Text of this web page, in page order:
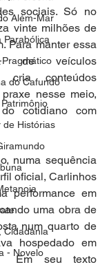
Além-Mar
Parabólica
do Cafundó
de Histórias
Cidadania
- Novelo
sociais. Só no
vinte milhões de
Para manter essa
de veículos
cria conteúdos
nesse meio,
cotidiano com
numa sequência
oficial, Carlinhos
performance em
uma obra de
num quarto de
hospedado em
Em seu texto